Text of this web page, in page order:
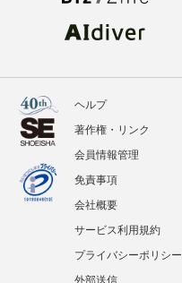
ヘルプ
著作権・リンク
会員情報管理
免責事項
会社概要
サービス利用規約
プライバシーポリシー
外部送信